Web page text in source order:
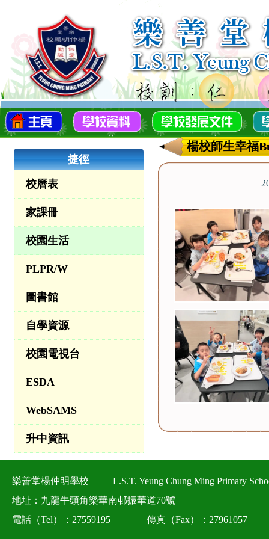
捷徑
校曆表
家課冊
校園生活
PLPR/W
圖書館
自學資源
校園電視台
ESDA
WebSAMS
升中資訊
楊校師生幸福
樂善堂楊仲明學校
L.S.T. Yeung Chung Ming Primary
地址：九龍牛頭角樂華南邨振華道70號
電話（Tel）：27559195
傳真（Fax）：27961057